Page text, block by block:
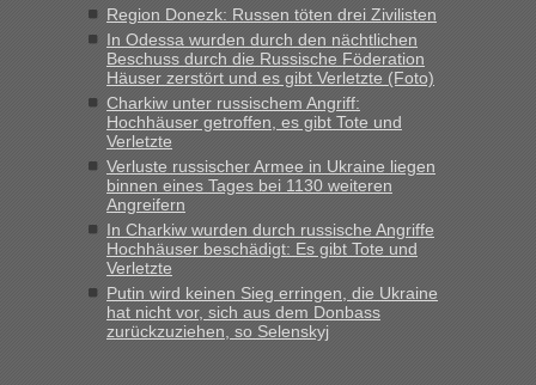
„Hallo Leute, ich weiß nicht, ob ich hier richtig bin mit meiner
Anfrage. Ich möchte 4 Umzugskartons mit gebrauchter
Straßen Kleidung bei der Einreise in die Ukraine
mitnehmen. Es ist gebrauchte Kleidung...“
Berichte und Reisetipps • Re: An welchem
Grenzübergang zwischen Polen und der Ukraine geht es am
schnellsten?
„Wir sind mit unserem Wohnmobil, wie geplant am Montag
15.6. in Krakovets rüber. Sehr zeitig los gegen 5 Uhr in der
Früh. Mit sehr sehr wenig Verkehr, super bis zur Grenze. Nur
8 PKW vor der Schranke....“
Berichte und Reisetipps • Re: An welchem
Grenzübergang zwischen Polen und der Ukraine geht es am
Region Donezk: Russen töten drei Zivilisten
In Odessa wurden durch den nächtlichen
Beschuss durch die Russische Föderation
Häuser zerstört und es gibt Verletzte (Foto)
Charkiw unter russischem Angriff:
Hochhäuser getroffen, es gibt Tote und
Verletzte
Verluste russischer Armee in Ukraine liegen
binnen eines Tages bei 1130 weiteren
Angreifern
In Charkiw wurden durch russische Angriffe
Hochhäuser beschädigt: Es gibt Tote und
Verletzte
Putin wird keinen Sieg erringen, die Ukraine
hat nicht vor, sich aus dem Donbass
zurückzuziehen, so Selenskyj